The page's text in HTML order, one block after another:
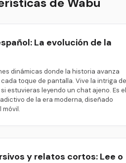
La evolución de la
dinámicas donde la historia avanza
toque de pantalla. Vive la intriga de
estuvieras leyendo un chat ajeno. Es el
de la era moderna, diseñado
móvil.
y relatos cortos: Lee o